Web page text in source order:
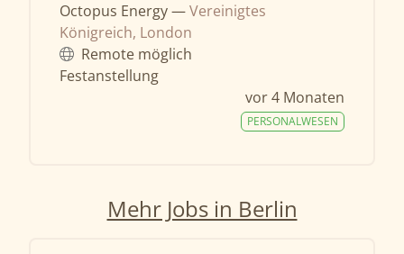
Octopus Energy —Vereinigtes
Königreich, London
Remote möglich
Festanstellung
vor 4 Monaten
PERSONALWESEN
Mehr Jobs in Berlin